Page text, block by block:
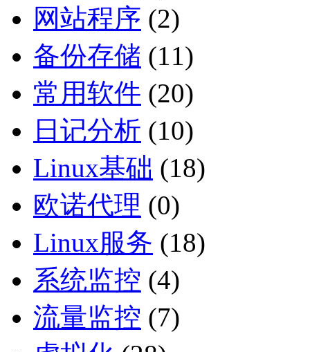
网站程序 (2)
备份存储 (11)
常用软件 (20)
日记分析 (10)
Linux基础 (18)
欧诺代理 (0)
Linux服务 (18)
系统监控 (4)
流量监控 (7)